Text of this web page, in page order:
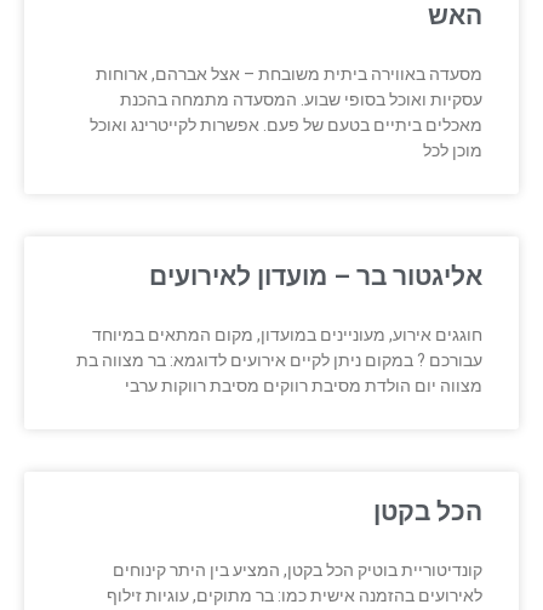
האש
מסעדה באווירה ביתית משובחת – אצל אברהם, ארוחות
עסקיות ואוכל בסופי שבוע. המסעדה מתמחה בהכנת
מאכלים ביתיים בטעם של פעם. אפשרות לקייטרינג ואוכל
מוכן לכל
אליגטור בר – מועדון לאירועים
חוגגים אירוע, מעוניינים במועדון, מקום המתאים במיוחד
עבורכם ? במקום ניתן לקיים אירועים לדוגמא: בר מצווה בת
מצווה יום הולדת מסיבת רווקים מסיבת רווקות ערבי
הכל בקטן
קונדיטוריית בוטיק הכל בקטן, המציע בין היתר קינוחים
לאירועים בהזמנה אישית כמו: בר מתוקים, עוגיות זילוף